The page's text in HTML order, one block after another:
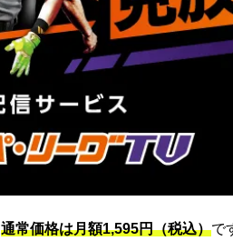
通常価格は月額1,595円（税込）で